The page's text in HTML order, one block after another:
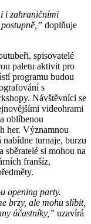
i zahraničními
doplňuje
spisovatelé
paletu aktivit pro
programu budou
s
Návštěvníci se
videohrami
oblíbenou
her. Významnou
turnaje, burzu
sběratelé si mohou na
franšíz,
opening party.
brzy, ale mohu slíbit,
účastníky,” uzavírá